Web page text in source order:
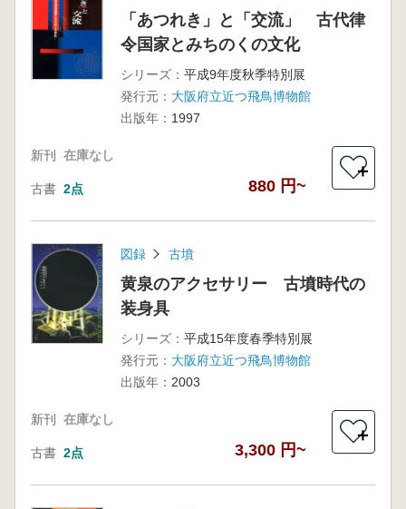
「あつれき」と「交流」 古代律
令国家とみちのくの文化
シリーズ： 平成9年度秋季特別展
発行元： 大阪府立近つ飛鳥博物館
出版年： 1997
新刊 在庫なし
古書 2点 880 円~
＋
図録 古墳
黄泉のアクセサリー 古墳時代の
装身具
シリーズ： 平成15年度春季特別展
発行元： 大阪府立近つ飛鳥博物館
出版年： 2003
新刊 在庫なし
古書 2点 3,300 円~
＋